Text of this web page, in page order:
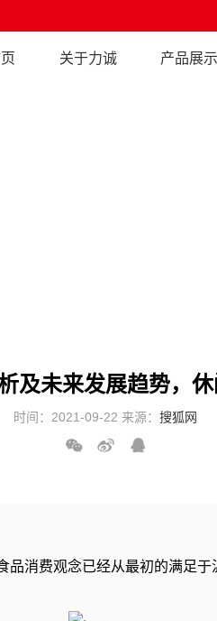
关于力诚 产品展示
及未来发展趋势，
时间：2021-09-22 来源： 搜狐网
消费观念已经从最初的满足